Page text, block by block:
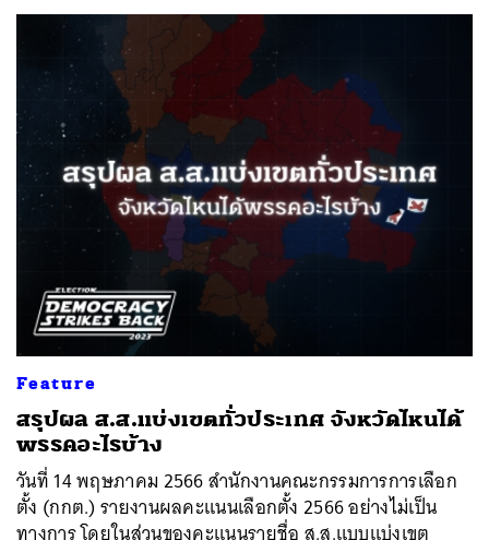
Feature
สรุปผล ส.ส.แบ่งเขตทั่วประเทศ จังหวัดไหนได้
พรรคอะไรบ้าง
วันที่ 14 พฤษภาคม 2566 สำนักงานคณะกรรมการการเลือก
ตั้ง (กกต.) รายงานผลคะแนนเลือกตั้ง 2566 อย่างไม่เป็น
ทางการ โดยในส่วนของคะแนนรายชื่อ ส.ส.แบบแบ่งเขต